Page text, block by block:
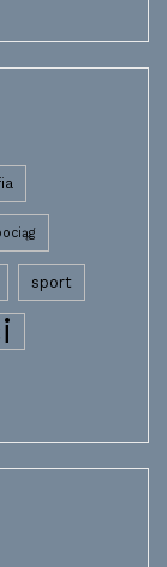
sport